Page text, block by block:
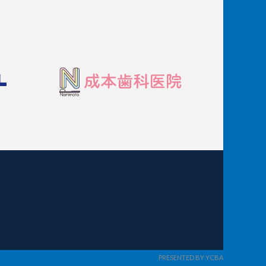
PRESENTED BY YCBA